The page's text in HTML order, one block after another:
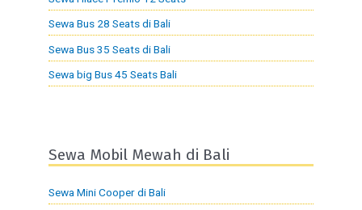
Sewa Bus 28 Seats di Bali
Sewa Bus 35 Seats di Bali
Sewa big Bus 45 Seats Bali
Sewa Mobil Mewah di Bali
Sewa Mini Cooper di Bali